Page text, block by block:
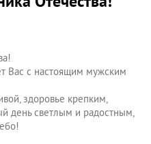
Вас с настоящим мужским
здоровье крепким,
день светлым и радостным,